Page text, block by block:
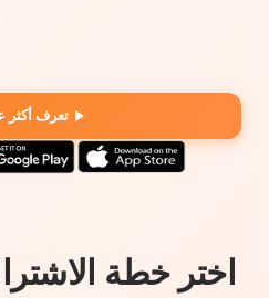
تعرف أكثر
اختر خطة